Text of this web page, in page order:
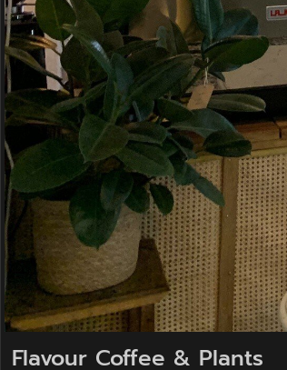
Flavour Coffee & Plants